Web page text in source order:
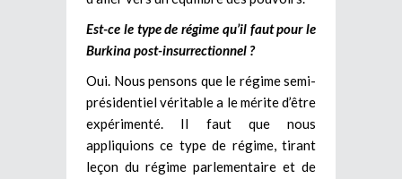
Est-ce le type de régime qu’il faut pour le
Burkina post-insurrectionnel ?
Oui. Nous pensons que le régime semi-
présidentiel véritable a le mérite d’être
expérimenté. Il faut que nous
appliquions ce type de régime, tirant
leçon du régime parlementaire et de